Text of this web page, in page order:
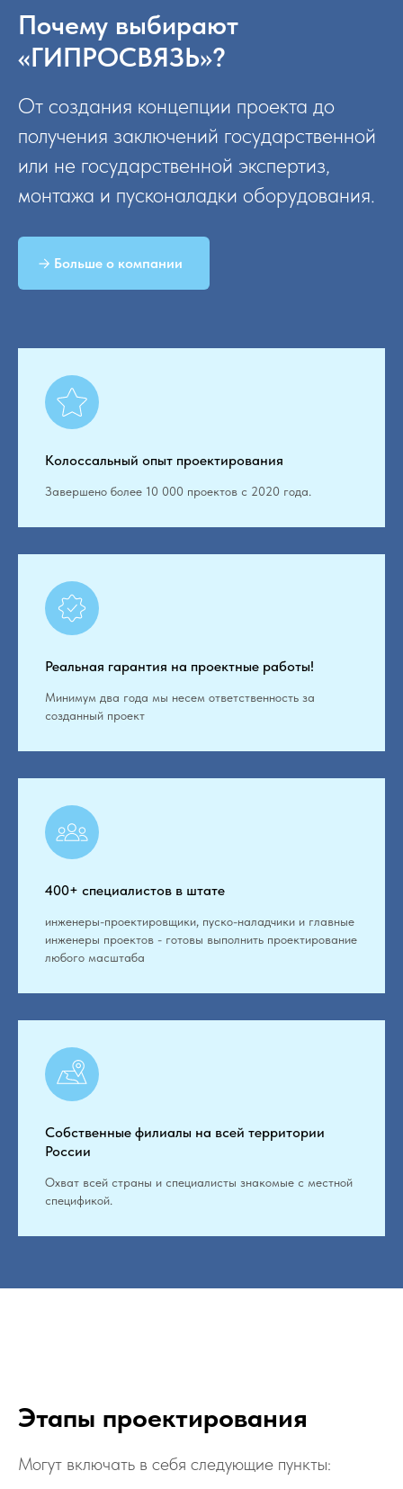
Почему выбирают
«ГИПРОСВЯЗЬ»?
От создания концепции проекта до
получения заключений государственной
или не государственной экспертиз,
монтажа и пусконаладки оборудования.
Больше о компании
Колоссальный опыт проектирования
Завершено более 10 000 проектов с 2020 года.
Реальная гарантия на проектные работы!
Минимум два года мы несем ответственность за
созданный проект
400+ специалистов в штате
инженеры-проектировщики, пуско-наладчики и главные
инженеры проектов - готовы выполнить проектирование
любого масштаба
Собственные филиалы на всей территории
России
Охват всей страны и специалисты знакомые с местной
спецификой.
Этапы проектирования
Могут включать в себя следующие пункты: